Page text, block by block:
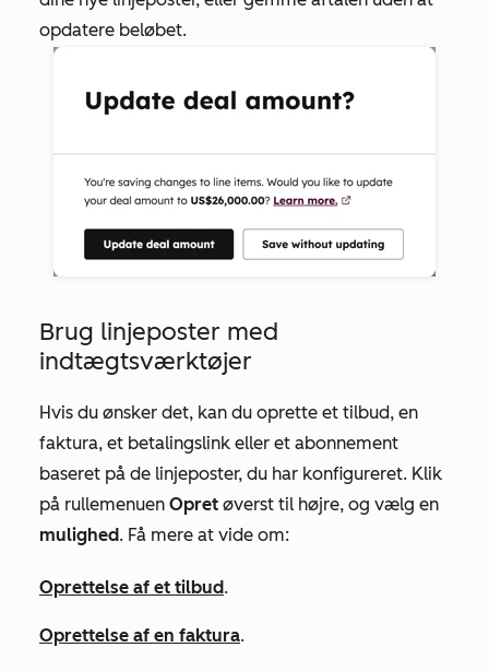
opdatere beløbet.
Brug linjeposter med
indtægtsværktøjer
Hvis du ønsker det, kan du oprette et tilbud, en
faktura, et betalingslink eller et abonnement
baseret på de linjeposter, du har konfigureret. Klik
på rullemenuen Opret øverst til højre, og vælg en
mulighed. Få mere at vide om:
Oprettelse af et tilbud.
Oprettelse af en faktura.